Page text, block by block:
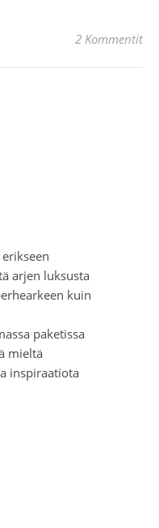
2 Kommentit
arjen luksusta
kuin
paketissa
mieltä
inspiraatiota